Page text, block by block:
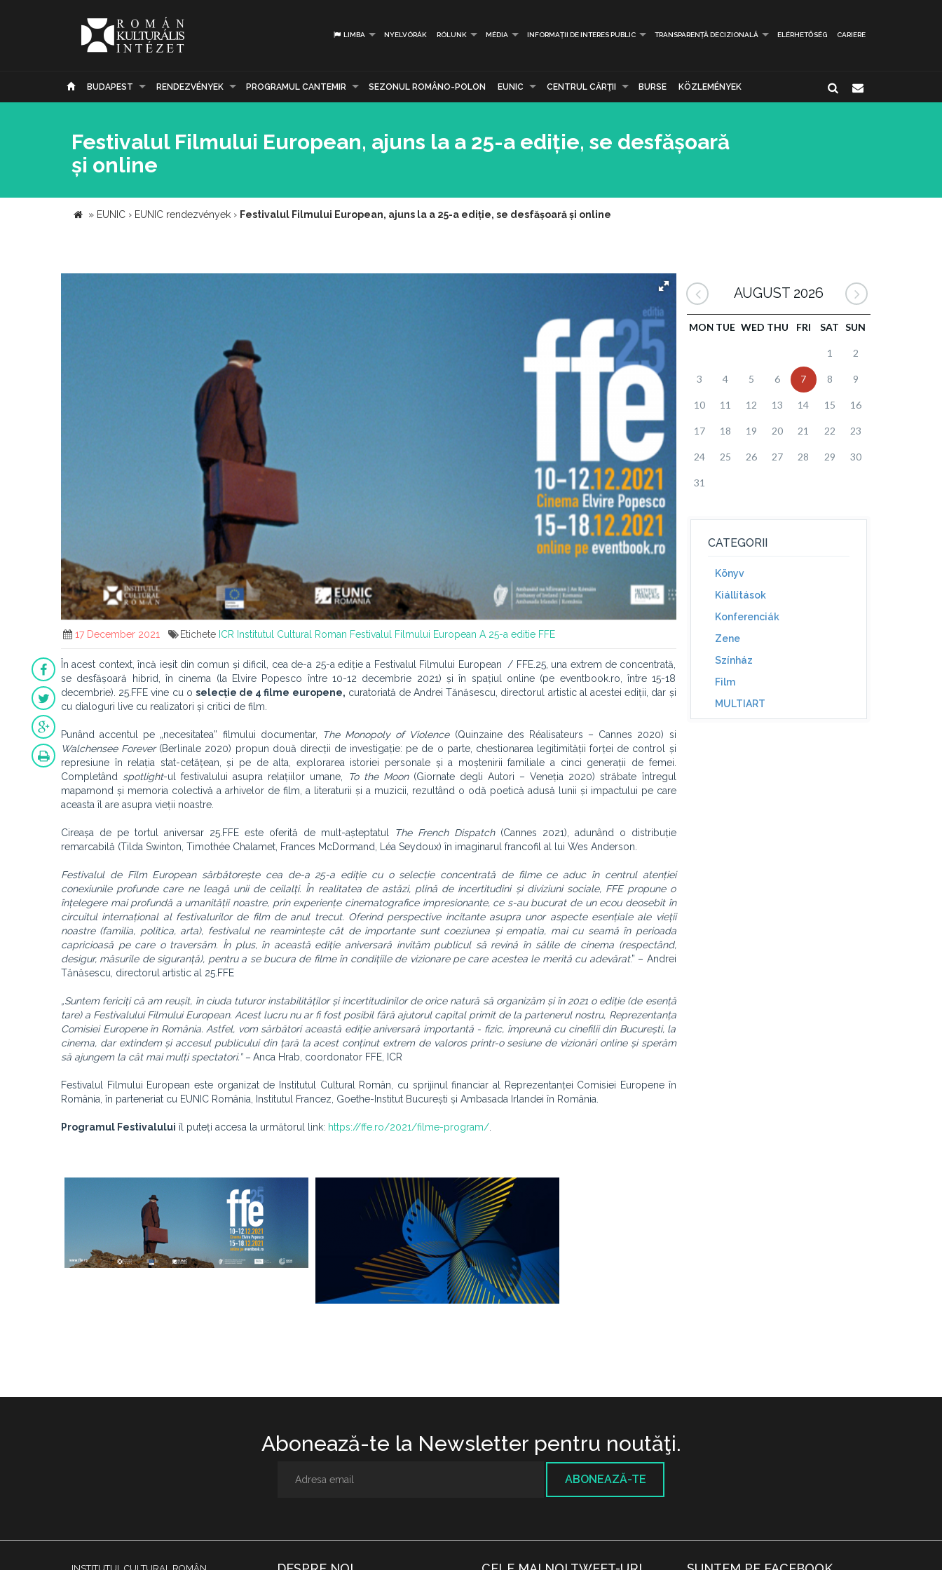
LIMBA NYELVÓRÁK RÓLUNK MÉDIA INFORMAȚII DE INTERES PUBLIC TRANSPARENȚĂ DECIZIONALĂ ELÉRHETŐSÉG CARIERE
BUDAPEST RENDEZVÉNYEK PROGRAMUL CANTEMIR SEZONUL ROMÂNO-POLON EUNIC CENTRUL CĂRŢII BURSE KÖZLEMÉNYEK
Festivalul Filmului European, ajuns la a 25-a ediție, se desfășoară
și online
» EUNIC › EUNIC rendezvények › Festivalul Filmului European, ajuns la a 25-a ediție, se desfășoară și online
17 December 2021 Etichete ICR Institutul Cultural Roman Festivalul Filmului European A 25-a editie FFE
În acest context, încă ieșit din comun și dificil, cea de-a 25-a ediție a Festivalul Filmului European / FFE.25, una extrem de concentrată,
se desfășoară hibrid, în cinema (la Elvire Popesco între 10-12 decembrie 2021) și în spațiul online (pe eventbook.ro, între 15-18
decembrie). 25.FFE vine cu o selecție de 4 filme europene, curatoriată de Andrei Tănăsescu, directorul artistic al acestei ediții, dar și
cu dialoguri live cu realizatori și critici de film.
Punând accentul pe „necesitatea” filmului documentar, The Monopoly of Violence(Quinzaine des Réalisateurs – Cannes 2020) si
Walchensee Forever(Berlinale 2020) propun două direcții de investigație: pe de o parte, chestionarea legitimității forței de control și
represiune în relația stat-cetățean, și pe de alta, explorarea istoriei personale și a moștenirii familiale a cinci generații de femei.
Completând spotlight-ul festivalului asupra relațiilor umane, To the Moon (Giornate degli Autori – Veneția 2020) străbate întregul
mapamond și memoria colectivă a arhivelor de film, a literaturii și a muzicii, rezultând o odă poetică adusă lunii și impactului pe care
aceasta îl are asupra vieții noastre.
Cireașa de pe tortul aniversar 25.FFE este oferită de mult-așteptatul The French Dispatch(Cannes 2021), adunând o distribuție
remarcabilă (Tilda Swinton, Timothée Chalamet, Frances McDormand, Léa Seydoux) în imaginarul francofil al lui Wes Anderson.
Festivalul de Film European sărbătorește cea de-a 25-a ediție cu o selecție concentrată de filme ce aduc în centrul atenției
conexiunile profunde care ne leagă unii de ceilalți. În realitatea de astăzi, plină de incertitudini și diviziuni sociale, FFE propune o
înțelegere mai profundă a umanității noastre, prin experiențe cinematografice impresionante, ce s-au bucurat de un ecou deosebit în
circuitul internațional al festivalurilor de film de anul trecut. Oferind perspective incitante asupra unor aspecte esențiale ale vieții
noastre (familia, politica, arta), festivalul ne reamintește cât de importante sunt coeziunea și empatia, mai cu seamă în perioada
capricioasă pe care o traversăm. În plus, în această ediție aniversară invităm publicul să revină în sălile de cinema (respectând,
desigur, măsurile de siguranță), pentru a se bucura de filme în condițiile de vizionare pe care acestea le merită cu adevărat.” – Andrei
Tănăsescu, directorul artistic al 25.FFE
„Suntem fericiți că am reușit, în ciuda tuturor instabilităților și incertitudinilor de orice natură să organizăm și în 2021 o ediție (de esență
tare) a Festivalului Filmului European. Acest lucru nu ar fi fost posibil fără ajutorul capital primit de la partenerul nostru, Reprezentanța
Comisiei Europene în România. Astfel, vom sărbători această ediție aniversară importantă - fizic, împreună cu cinefilii din București, la
cinema, dar extindem și accesul publicului din țară la acest conținut extrem de valoros printr-o sesiune de vizionări online și sperăm
să ajungem la cât mai mulți spectatori.” – Anca Hrab, coordonator FFE, ICR
Festivalul Filmului European este organizat de Institutul Cultural Român, cu sprijinul financiar al Reprezentanței Comisiei Europene în
România, în parteneriat cu EUNIC România, Institutul Francez, Goethe-Institut București și Ambasada Irlandei în România.
Programul Festivalului îl puteți accesa la următorul link: https://ffe.ro/2021/filme-program/
AUGUST 2026
MON TUE WED THU FRI SAT SUN
1 2
3 4 5 6 7 8 9
10 11 12 13 14 15 16
17 18 19 20 21 22 23
24 25 26 27 28 29 30
31
CATEGORII
Könyv
Kiállítások
Konferenciák
Zene
Színház
Film
MULTIART
Abonează-te la Newsletter pentru noutăţi.
ABONEAZĂ-TE